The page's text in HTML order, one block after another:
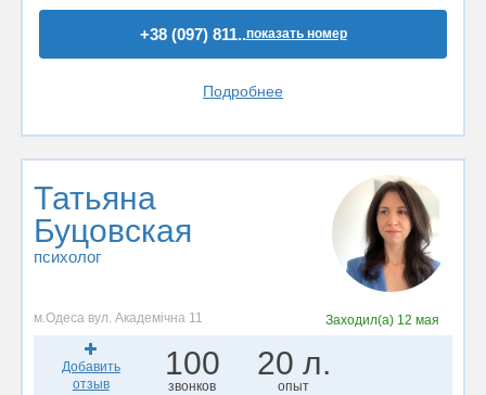
+38 (097) 811..показать номер
Подробнее
Татьяна
Буцовская
психолог
м.Одеса вул. Академічна 11 Заходил(а) 12 мая
Добавить
отзыв
100
звонков
20 л.
опыт